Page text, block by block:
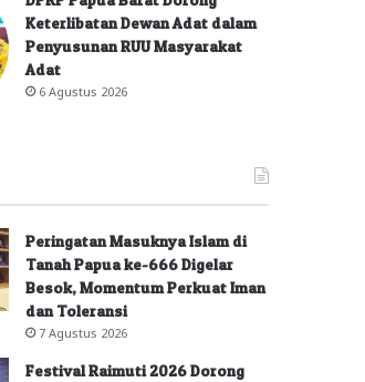
Keterlibatan Dewan Adat dalam
Penyusunan RUU Masyarakat
Adat
6 Agustus 2026
Peringatan Masuknya Islam di
Tanah Papua ke-666 Digelar
Besok, Momentum Perkuat Iman
dan Toleransi
7 Agustus 2026
Festival Raimuti 2026 Dorong